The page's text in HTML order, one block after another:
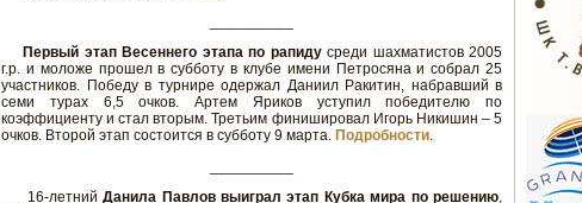
Первый этап Весеннего этапа по рапидусреди шахматистов 2005
г.р. и моложе прошел в субботу в клубе имени Петросяна и собрал 25
участников. Победу в турнире одержал Даниил Ракитин, набравший в
семи турах 6,5 очков. Артем Яриков уступил победителю по
коэффициенту и стал вторым. Третьим финишировал Игорь Никишин – 5
очков. Второй этап состоится в субботу 9 марта. Подробности.
16-летнийДанила Павлов выиграл этап Кубка мира по решению,